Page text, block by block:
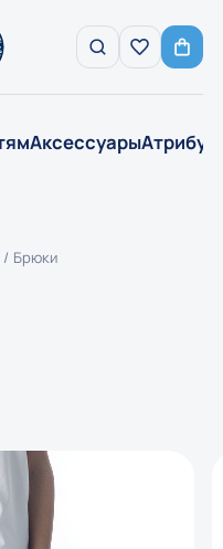
Аксессуары
Брюки